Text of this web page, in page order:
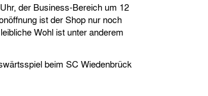
der Business-Bereich um 12
ist der Shop nur noch
Wohl ist unter anderem
beim SC Wiedenbrück